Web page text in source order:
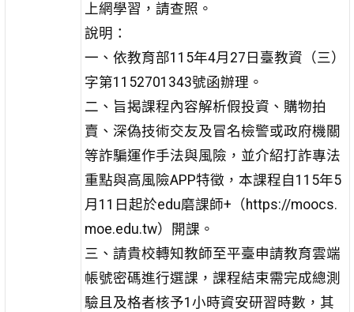
上網學習，請查照。
說明：
一、依教育部115年4月27日臺教資（三）
字第1152701343號函辦理。
二、旨揭課程內容解析假投資、購物拍
賣、深偽技術交友及冒名檢警或政府機關
等詐騙運作手法與風險，並介紹打詐專法
重點與高風險APP特徵，本課程自115年5
月11日起於edu磨課師+（https://moocs.
moe.edu.tw）開課。
三、請貴校轉知教師至平臺申請教育雲端
帳號密碼進行選課，課程結束需完成總測
驗且及格者核予1小時資安研習時數，其